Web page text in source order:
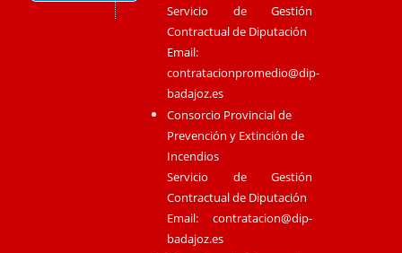
Servicio de Gestión
Contractual de Diputación
Email:
contratacionpromedio@dip-
badajoz.es
Consorcio Provincial de
Prevención y Extinción de
Incendios
Servicio de Gestión
Contractual de Diputación
Email:contratacion@dip-
badajoz.es